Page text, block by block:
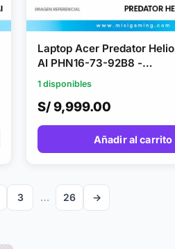
Laptop Acer Predator
AI PHN16-73-92B8 -
Almacenamiento 1 Tb Ssd -
Ram 16 Gb Ddr5 - Geforce
5070Ti 12Gb Gddr7 - 16"
1 disponibles
S/ 9,999.00
Añadir al carrito
3 … 26 →